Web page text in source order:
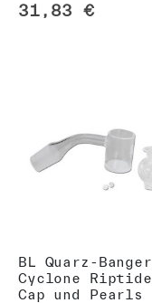
31,83 €
BL Quarz-Banger
Cyclone Riptide
Cap und Pearls